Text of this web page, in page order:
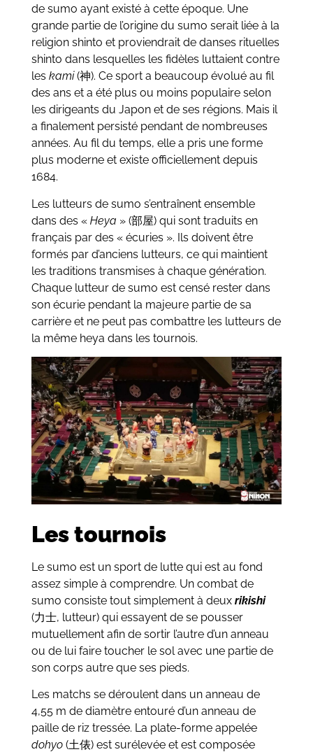
de sumo ayant existé à cette époque. Une
grande partie de l’origine du sumo serait liée à la
religion shinto et proviendrait de danses rituelles
shinto dans lesquelles les fidèles luttaient contre
les kami(神). Ce sport a beaucoup évolué au fil
des ans et a été plus ou moins populaire selon
les dirigeants du Japon et de ses régions. Mais il
a finalement persisté pendant de nombreuses
années. Au fil du temps, elle a pris une forme
plus moderne et existe officiellement depuis
1684.
Les lutteurs de sumo s’entraînent ensemble
dans des « Heya » (部屋) qui sont traduits en
français par des « écuries ». Ils doivent être
formés par d’anciens lutteurs, ce qui maintient
les traditions transmises à chaque génération.
Chaque lutteur de sumo est censé rester dans
son écurie pendant la majeure partie de sa
carrière et ne peut pas combattre les lutteurs de
la même heya dans les tournois.
Les tournois
Le sumo est un sport de lutte qui est au fond
assez simple à comprendre. Un combat de
sumo consiste tout simplement à deux rikishi
(力士, lutteur) qui essayent de se pousser
mutuellement afin de sortir l’autre d’un anneau
ou de lui faire toucher le sol avec une partie de
son corps autre que ses pieds.
Les matchs se déroulent dans un anneau de
4,55 m de diamètre entouré d’un anneau de
paille de riz tressée. La plate-forme appelée
dohyo(土俵) est surélevée et est composée